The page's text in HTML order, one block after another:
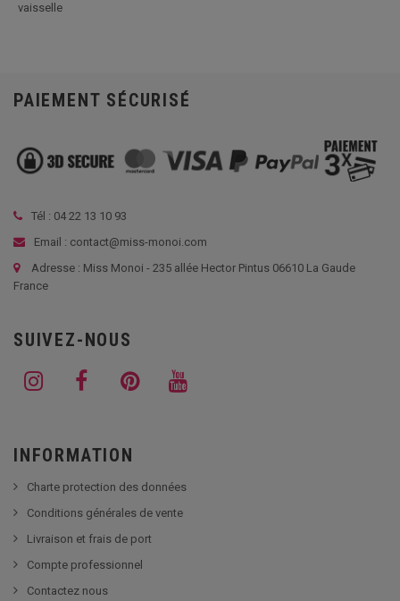
vaisselle
PAIEMENT SÉCURISÉ
Tél : 04 22 13 10 93
Email : contact@miss-monoi.com
Adresse : Miss Monoi - 235 allée Hector Pintus 06610 La Gaude
France
SUIVEZ-NOUS
INFORMATION
Charte protection des données
Conditions générales de vente
Livraison et frais de port
Compte professionnel
Contactez nous